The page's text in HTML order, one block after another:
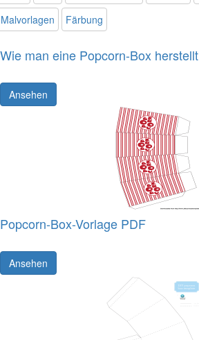
Malvorlagen
Färbung
Wie man eine Popcorn-Box herstellt
Ansehen
Popcorn-Box-Vorlage PDF
Ansehen